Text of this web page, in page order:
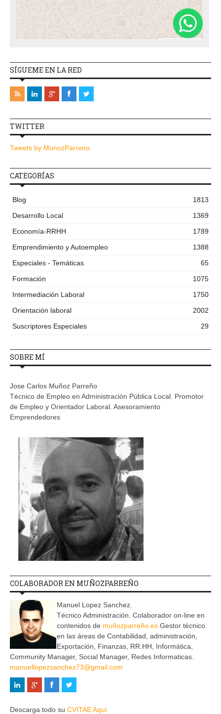
SÍGUEME EN LA RED
TWITTER
Tweets by MunozParreno
CATEGORÍAS
Blog
1813
Desarrollo Local
1369
Economía-RRHH
1789
Emprendimiento y Autoempleo
1388
Especiales - Temáticas
65
Formación
1075
Intermediación Laboral
1750
Orientación laboral
2002
Suscriptores Especiales
29
SOBRE MÍ
Jose Carlos Muñoz Parreño
Técnico de Empleo en Administración Pública Local. Promotor
de Empleo y Orientador Laboral. Asesoramiento
Emprendedores
COLABORADOR EN MUÑOZPARREÑO
Manuel Lopez Sanchez.
Técnico Administración. Colaborador on-line en
contenidos de muñozparreño.es Gestor técnico
en las áreas de Contabilidad, administración,
Exportación, Finanzas, RR.HH, Informática,
Community Manager, Social Manager, Redes Informaticas.
manuellopezsanchez73@gmail.com
Descarga todo su CVITAE Aquí